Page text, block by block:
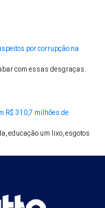
por corrupção na
com essas desgraças.
R$ 310,7 milhões de
educação um lixo, esgotos